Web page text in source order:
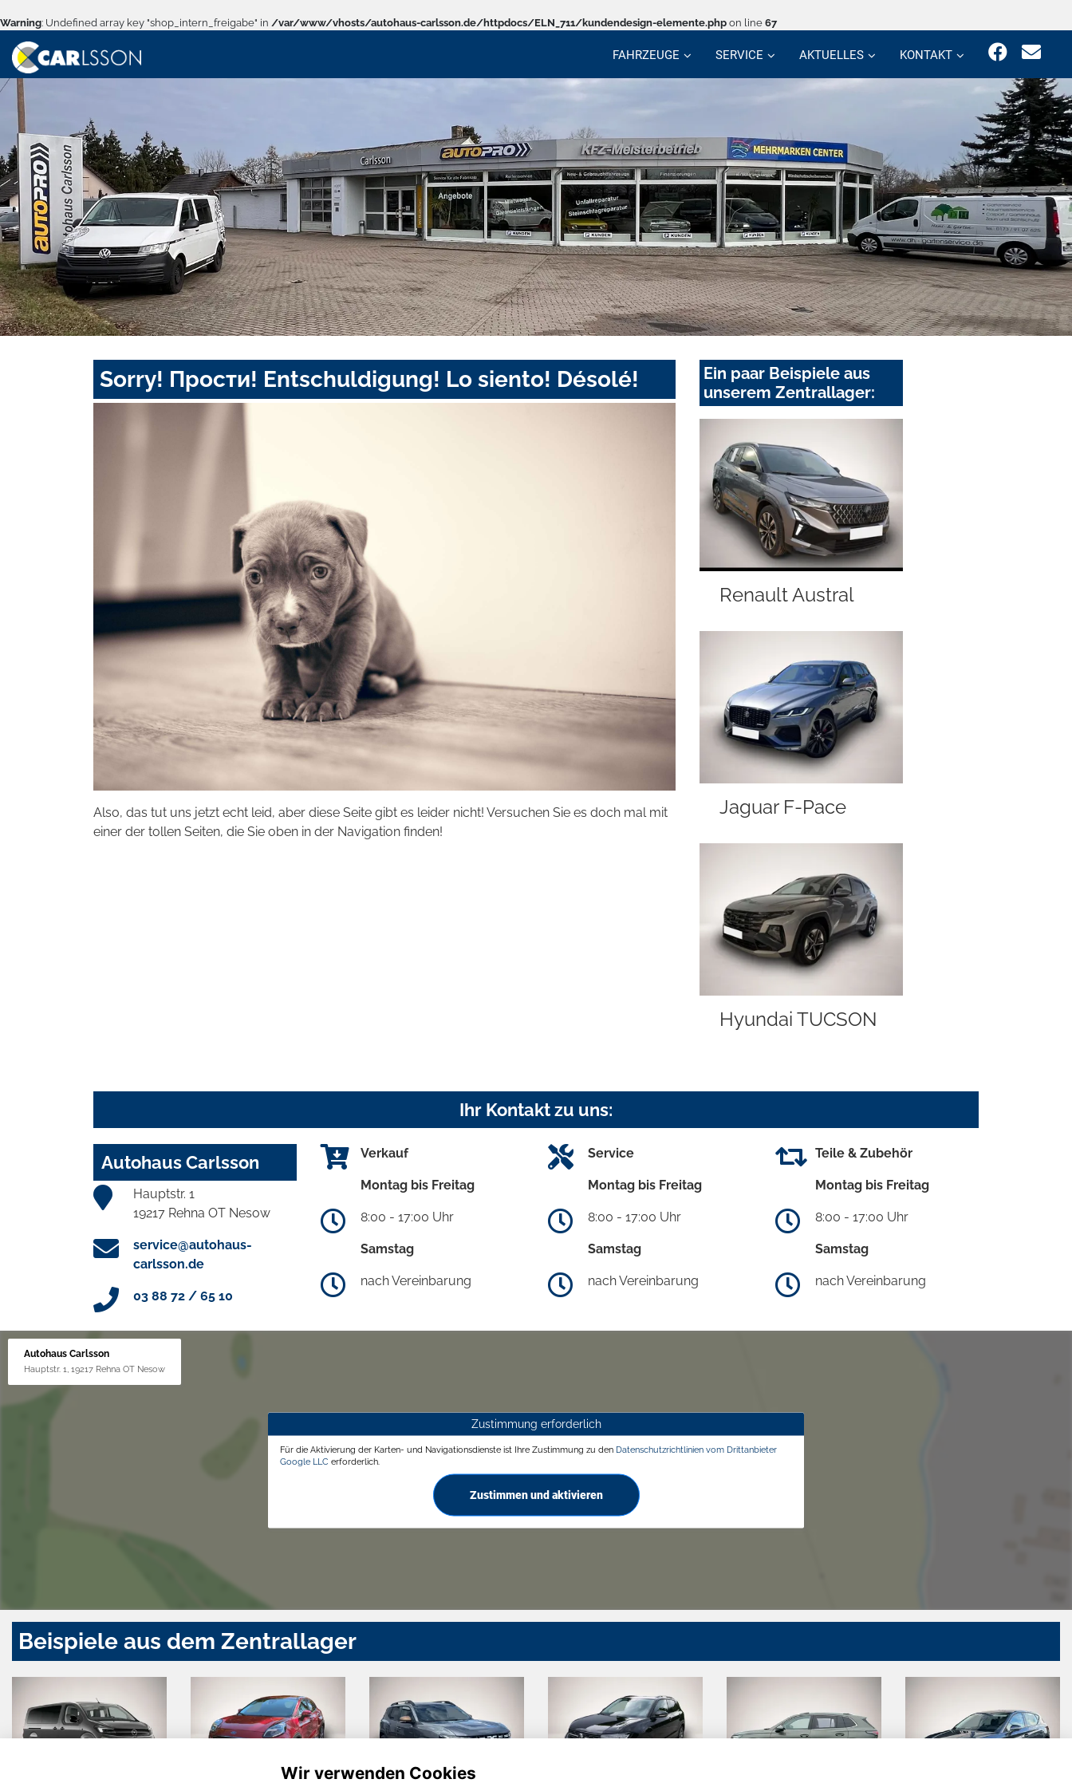
Warning: Undefined array key "shop_intern_freigabe" in /var/www/vhosts/autohaus-carlsson.de/httpdocs/ELN_711/kundendesign-elemente.php on line 67
FAHRZEUGE SERVICE AKTUELLES KONTAKT
Sorry! Прости! Entschuldigung! Lo siento! Désolé!
Also, das tut uns jetzt echt leid, aber diese Seite gibt es leider nicht! Versuchen Sie es doch mal mit
einer der tollen Seiten, die Sie oben in der Navigation finden!
Ein paar Beispiele aus
unserem Zentrallager:
Renault Austral
Jaguar F-Pace
Hyundai TUCSON
Ihr Kontakt zu uns:
Autohaus Carlsson
Hauptstr. 1
19217 Rehna OT Nesow
service@autohaus-
carlsson.de
03 88 72 / 65 10
Verkauf
Montag bis Freitag
8:00 - 17:00 Uhr
Samstag
nach Vereinbarung
Service
Montag bis Freitag
8:00 - 17:00 Uhr
Samstag
nach Vereinbarung
Teile & Zubehör
Montag bis Freitag
8:00 - 17:00 Uhr
Samstag
nach Vereinbarung
Autohaus Carlsson
Hauptstr. 1, 19217 Rehna OT Nesow
Zustimmung erforderlich
Für die Aktivierung der Karten- und Navigationsdienste ist Ihre Zustimmung zu den Datenschutzrichtlinien vom Drittanbieter
Google LLC erforderlich.
Zustimmen und aktivieren
Beispiele aus dem Zentrallager
Wir verwenden Cookies